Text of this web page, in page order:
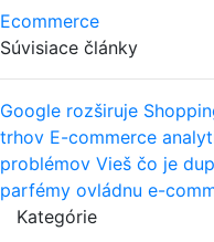
Ecommerce
Súvisiace články
Google rozširuje
trhov E-commerce
problémov Vieš čo je
parfémy ovládnu e-
Kategórie